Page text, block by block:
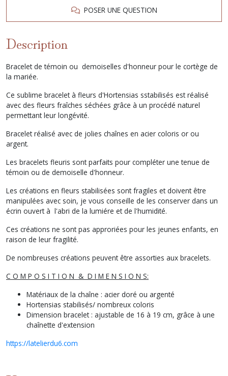
POSER UNE QUESTION
Description
Bracelet de témoin ou demoiselles d'honneur pour le cortège de
la mariée.
Ce sublime bracelet à fleurs d'Hortensias sstabilisés est réalisé
avec des fleurs fraîches séchées grâce à un procédé naturel
permettant leur longévité.
Bracelet réalisé avec de jolies chaînes en acier coloris or ou
argent.
Les bracelets fleuris sont parfaits pour compléter une tenue de
témoin ou de demoiselle d'honneur.
Les créations en fleurs stabilisées sont fragiles et doivent être
manipulées avec soin, je vous conseille de les conserver dans un
écrin ouvert à l'abri de la lumiére et de l'humidité.
Ces créations ne sont pas approriées pour les jeunes enfants, en
raison de leur fragilité.
De nombreuses créations peuvent être assorties aux bracelets.
C O M P O S I T I O N & D I M E N S I O N S:
Matériaux de la chaîne : acier doré ou argenté
Hortensias stabilisés/ nombreux coloris
Dimension bracelet : ajustable de 16 à 19 cm, grâce à une
chaînette d'extension
https://latelierdu6.com